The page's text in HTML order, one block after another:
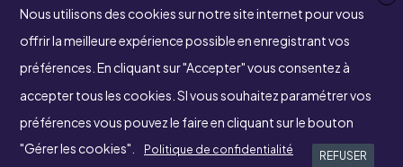
92400 Courbevoie
SUIVEZ-NOUS
Nous utilisons des cookies sur notre site internet pour vous
offrir la meilleure expérience possible en enregistrant vos
préférences. En cliquant sur "Accepter" vous consentez à
accepter tous les cookies. SI vous souhaitez paramétrer vos
préférences vous pouvez le faire en cliquant sur le bouton
"Gérer les cookies".
Politique de confidentialité REFUSER